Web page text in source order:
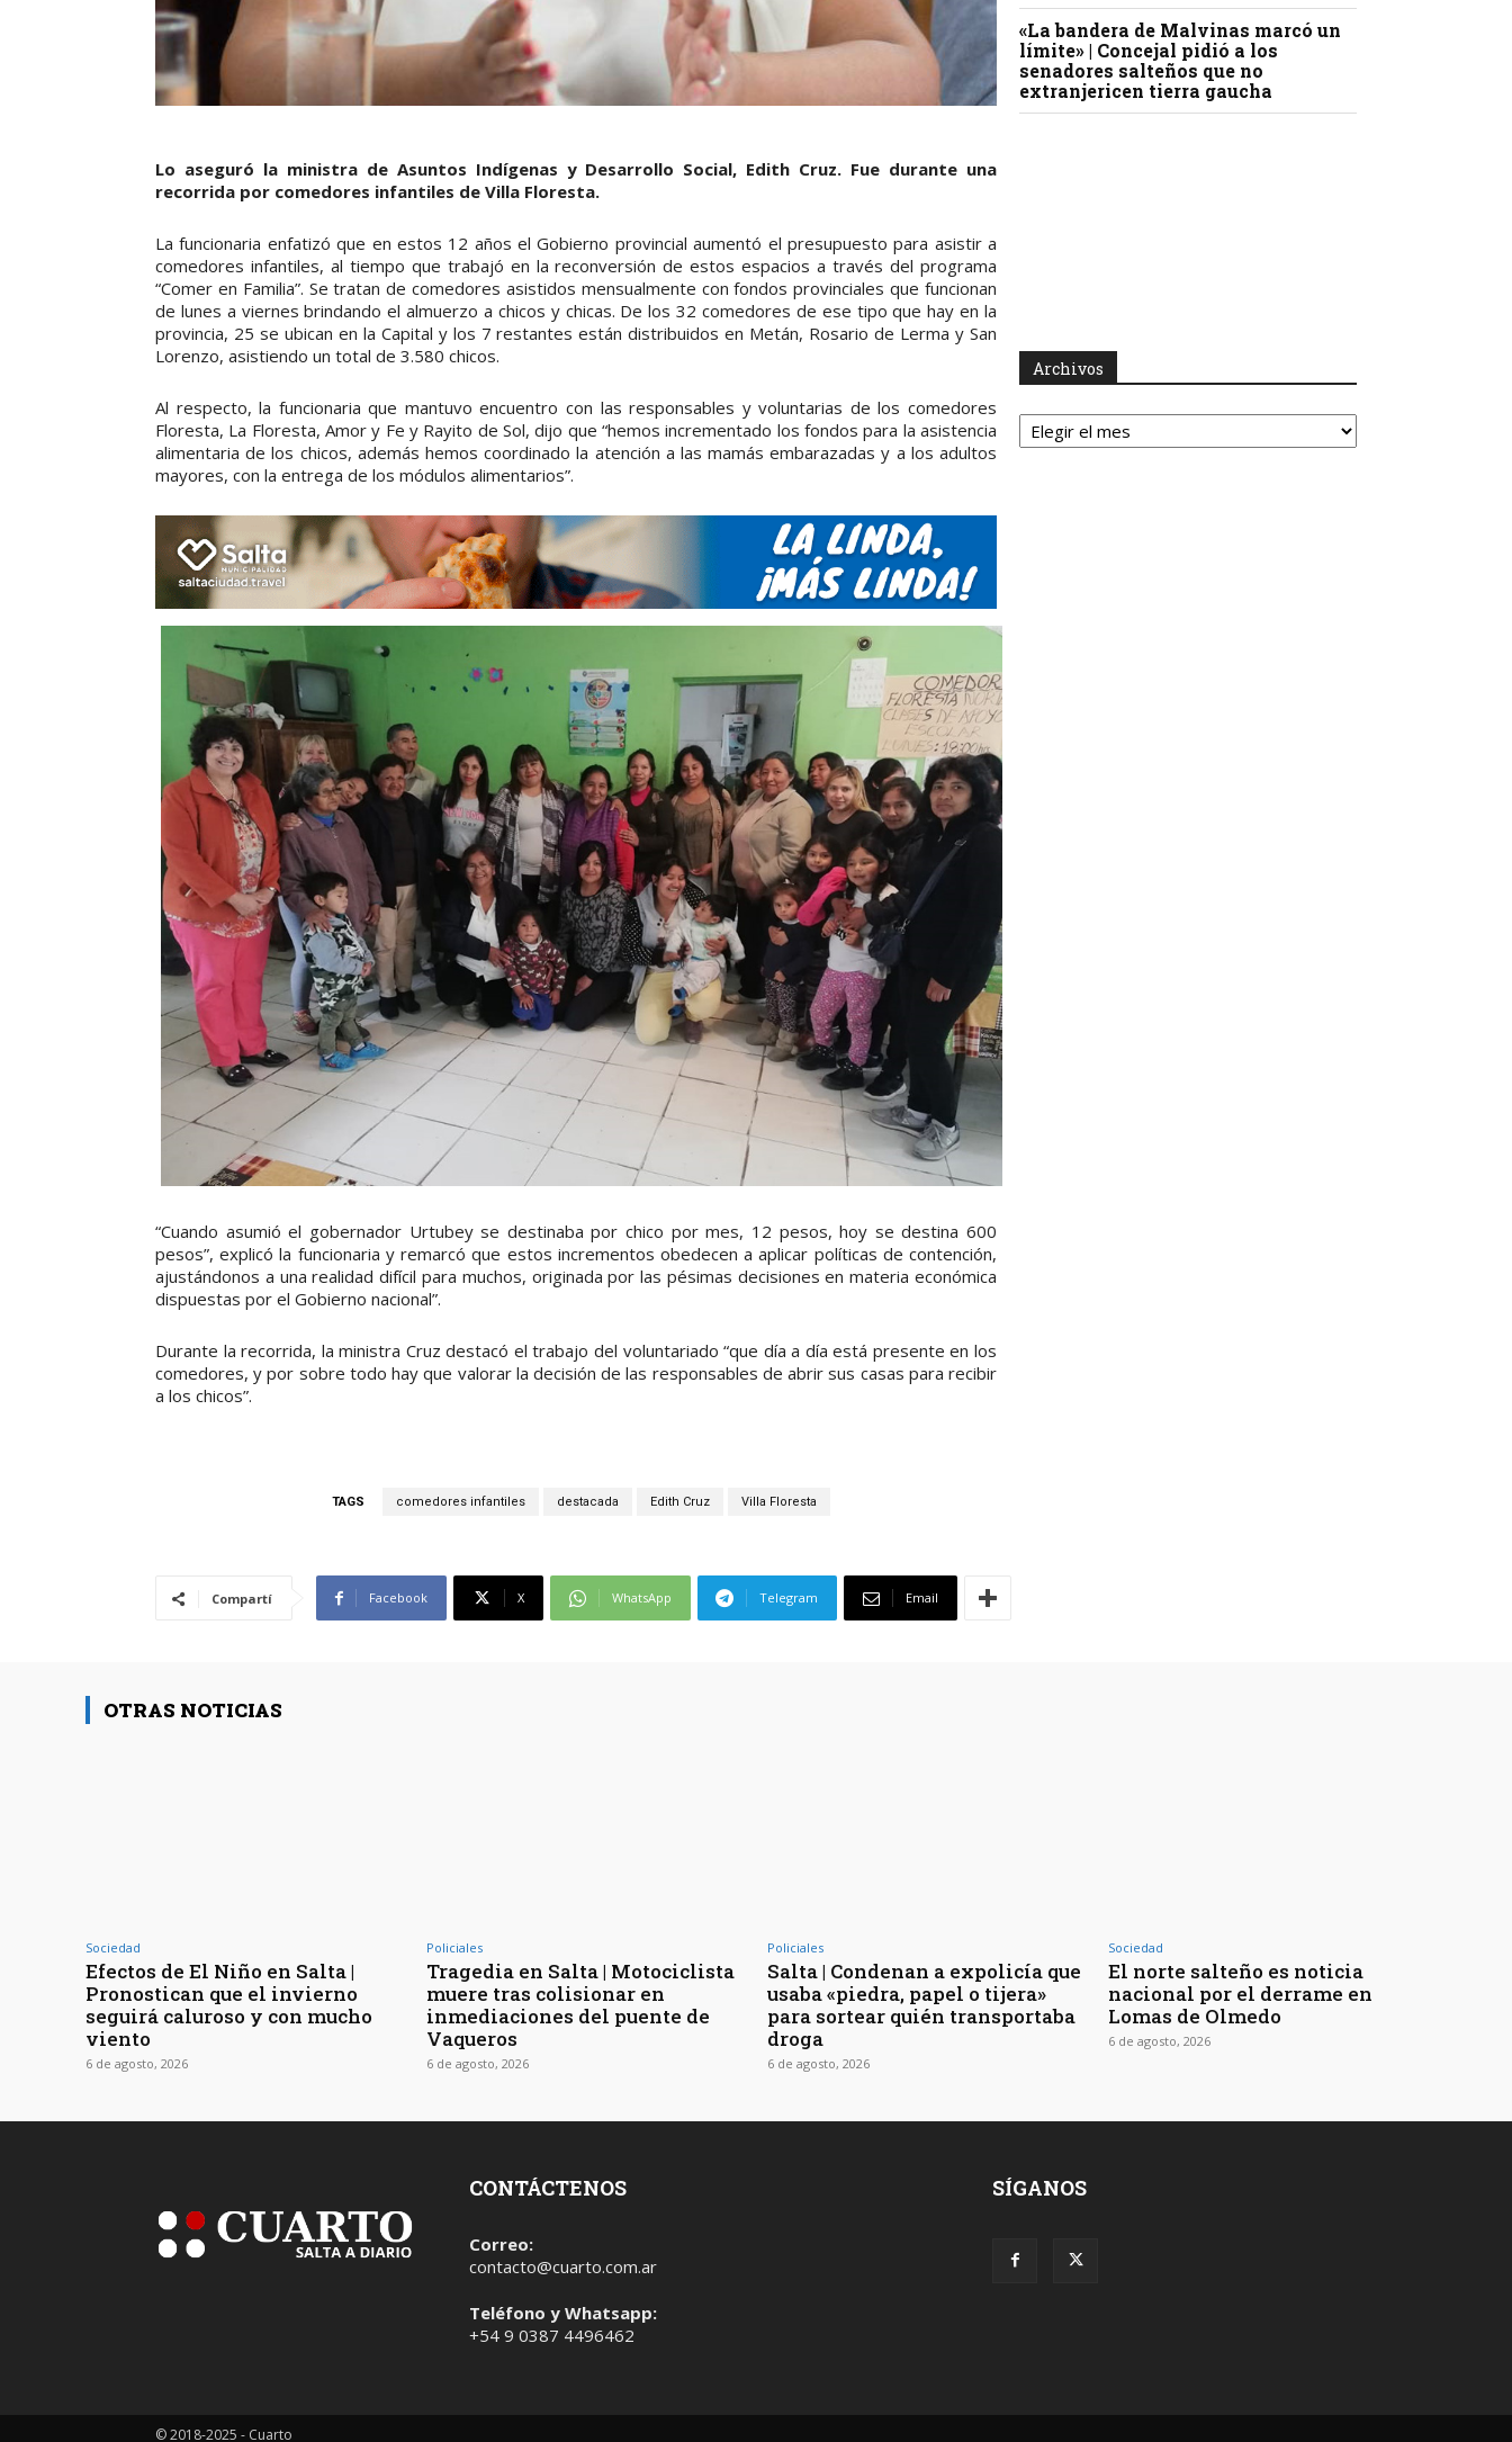
Lo aseguró la ministra de Asuntos Indígenas y Desarrollo Social, Edith Cruz. Fue durante una
recorrida por comedores infantiles de Villa Floresta.
La funcionaria enfatizó que en estos 12 años el Gobierno provincial aumentó el presupuesto para asistir a
comedores infantiles, al tiempo que trabajó en la reconversión de estos espacios a través del programa
“Comer en Familia”. Se tratan de comedores asistidos mensualmente con fondos provinciales que funcionan
de lunes a viernes brindando el almuerzo a chicos y chicas. De los 32 comedores de ese tipo que hay en la
provincia, 25 se ubican en la Capital y los 7 restantes están distribuidos en Metán, Rosario de Lerma y San
Lorenzo, asistiendo un total de 3.580 chicos.
Al respecto, la funcionaria que mantuvo encuentro con las responsables y voluntarias de los comedores
Floresta, La Floresta, Amor y Fe y Rayito de Sol, dijo que “hemos incrementado los fondos para la asistencia
alimentaria de los chicos, además hemos coordinado la atención a las mamás embarazadas y a los adultos
mayores, con la entrega de los módulos alimentarios”.
“Cuando asumió el gobernador Urtubey se destinaba por chico por mes, 12 pesos, hoy se destina 600
pesos”, explicó la funcionaria y remarcó que estos incrementos obedecen a aplicar políticas de contención,
ajustándonos a una realidad difícil para muchos, originada por las pésimas decisiones en materia económica
dispuestas por el Gobierno nacional”.
Durante la recorrida, la ministra Cruz destacó el trabajo del voluntariado “que día a día está presente en los
comedores, y por sobre todo hay que valorar la decisión de las responsables de abrir sus casas para recibir
a los chicos”.
TAGS comedores infantiles destacada Edith Cruz Villa Floresta
Compartí Facebook X WhatsApp Telegram Email
«La bandera de Malvinas marcó un
límite» | Concejal pidió a los
senadores salteños que no
extranjericen tierra gaucha
Archivos
Archivos
OTRAS NOTICIAS
Sociedad
Efectos de El Niño en Salta |
Pronostican que el invierno
seguirá caluroso y con mucho
viento
6 de agosto, 2026
Policiales
Tragedia en Salta | Motociclista
muere tras colisionar en
inmediaciones del puente de
Vaqueros
6 de agosto, 2026
Policiales
Salta | Condenan a expolicía que
usaba «piedra, papel o tijera»
para sortear quién transportaba
droga
6 de agosto, 2026
Sociedad
El norte salteño es noticia
nacional por el derrame en
Lomas de Olmedo
6 de agosto, 2026
CONTÁCTENOS
Correo:
contacto@cuarto.com.ar
Teléfono y Whatsapp:
+54 9 0387 4496462
SÍGANOS
© 2018-2025 - Cuarto